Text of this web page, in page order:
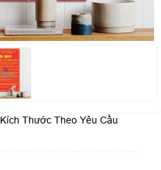
Thước Theo Yêu Cầu